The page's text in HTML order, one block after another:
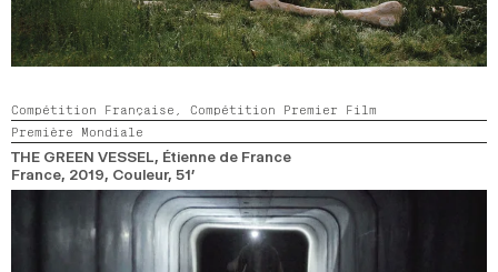
Compétition Française, Compétition Premier Film
Première Mondiale
THE GREEN VESSEL, Étienne de France
France, 2019, Couleur, 51’